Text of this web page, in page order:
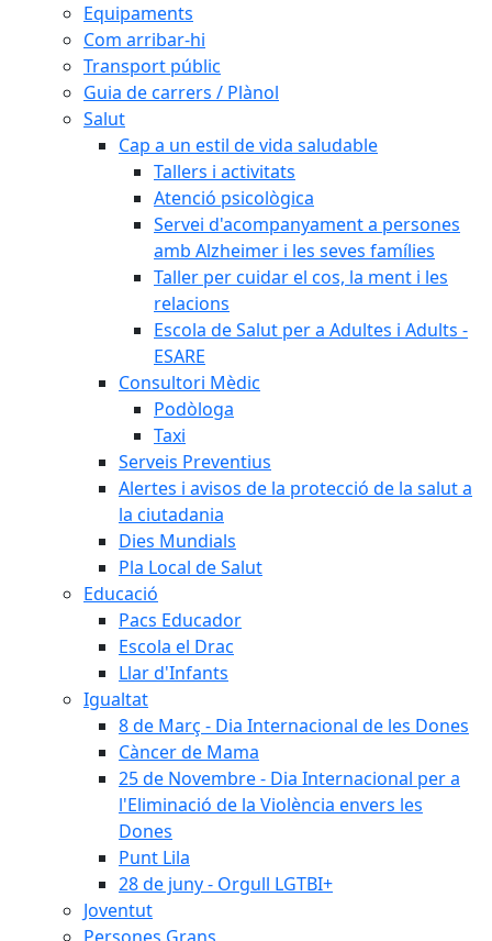
Equipaments
Com arribar-hi
Transport públic
Guia de carrers / Plànol
Salut
Cap a un estil de vida saludable
Tallers i activitats
Atenció psicològica
Servei d'acompanyament a persones
amb Alzheimer i les seves famílies
Taller per cuidar el cos, la ment i les
relacions
Escola de Salut per a Adultes i Adults -
ESARE
Consultori Mèdic
Podòloga
Taxi
Serveis Preventius
Alertes i avisos de la protecció de la salut a
la ciutadania
Dies Mundials
Pla Local de Salut
Educació
Pacs Educador
Escola el Drac
Llar d'Infants
Igualtat
8 de Març - Dia Internacional de les Dones
Càncer de Mama
25 de Novembre - Dia Internacional per a
l'Eliminació de la Violència envers les
Dones
Punt Lila
28 de juny - Orgull LGTBI+
Joventut